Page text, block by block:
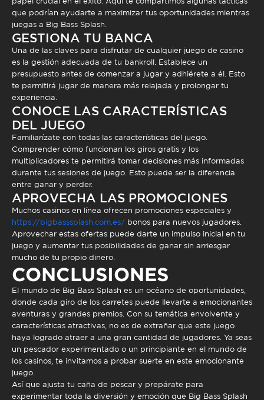
que podrían ayudarte a maximizar tus oportunidades mientras
juegas a Big Bass Splash.
GESTIONA TU BANCA
Una de las claves para disfrutar de cualquier juego de casino
es la gestión adecuada de tu bankroll. Establece un
presupuesto antes de comenzar a jugar y adhiérete a él. Esto
te permitirá jugar de manera más relajada y prolongar tu
experiencia.
CONOCE LAS CARACTERÍSTICAS
DEL JUEGO
Familiarízate con todas las características del juego.
Comprender cómo funcionan los giros gratis y los
multiplicadores te permitirá tomar decisiones más informadas
durante tus sesiones de juego. Esto puede ser la diferencia
entre ganar y perder.
APROVECHA LAS PROMOCIONES
Muchos casinos en línea ofrecen promociones especiales y
https://bigbasssplash.com.es/ bonos para nuevos jugadores.
Aprovechar estas ofertas puede darte un impulso inicial en tu
juego y aumentar tus posibilidades de ganar sin arriesgar
mucho de tu propio dinero.
CONCLUSIONES
El mundo de Big Bass Splash es un océano de oportunidades,
donde cada giro de los carretes puede llevarte a emocionantes
aventuras y grandes premios. Con su temática envolvente y
características atractivas, no es de extrañar que este juego
haya logrado atraer a una gran cantidad de jugadores. Ya seas
un pescador experimentado o un principiante en el mundo de
los casinos, te invitamos a probar suerte en este emocionante
juego.
Así que ajusta tu caña de pescar y prepárate para
experimentar toda la diversión y emoción que Big Bass Splash